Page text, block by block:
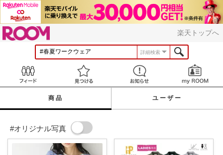
楽天トップへ
詳細検索
見つける お知らせ
商品 ユーザー
#オリジナル写真